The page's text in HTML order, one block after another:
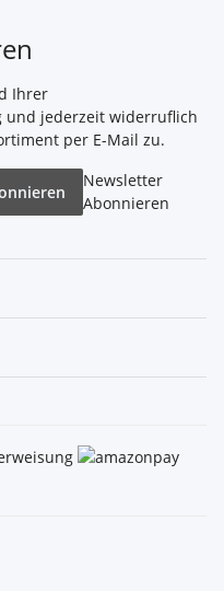
Ihrer
und jederzeit widerruflich
per E-Mail zu.
Newsletter
Abonnieren